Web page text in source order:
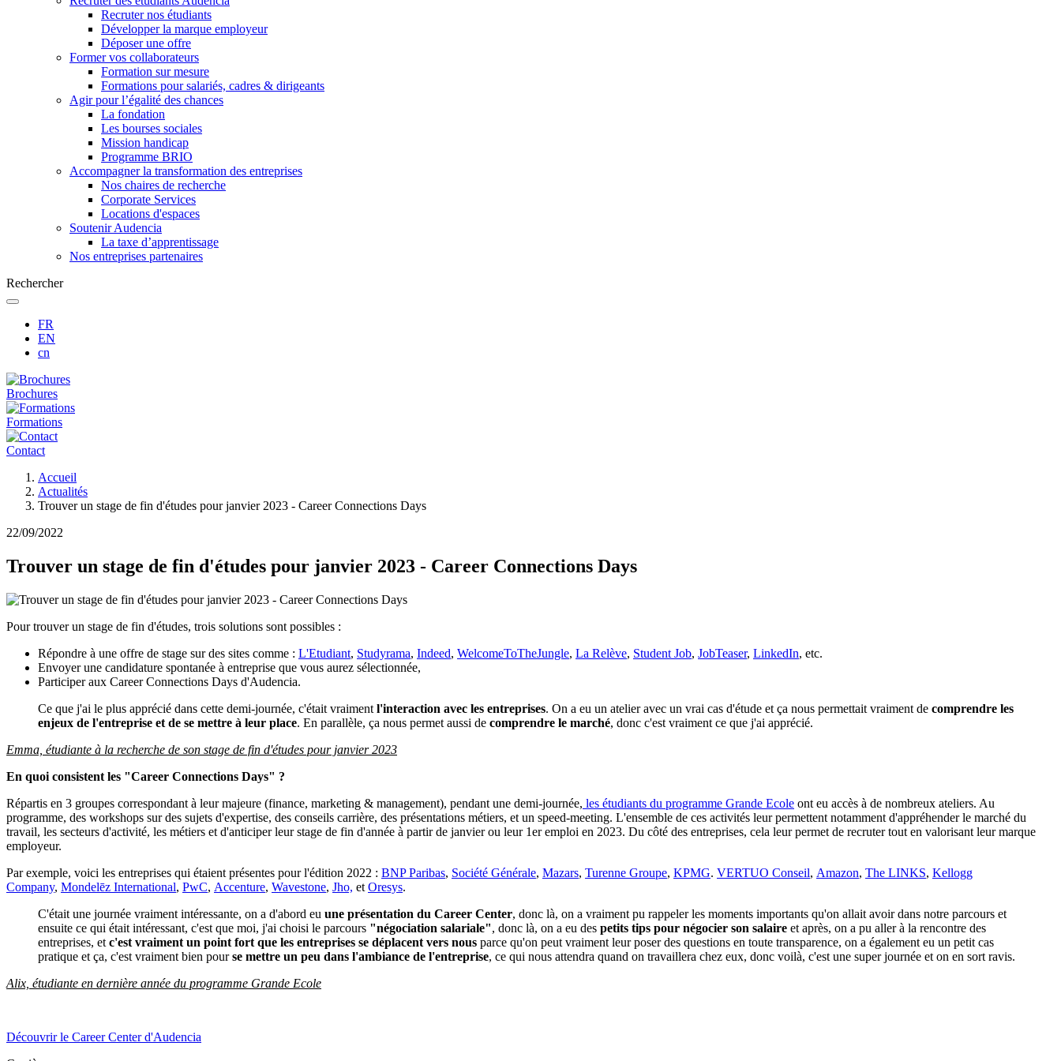
Recruter nos étudiants
Développer la marque employeur
Déposer une offre
Former vos collaborateurs
Formation sur mesure
Formations pour salariés, cadres & dirigeants
Agir pour l’égalité des chances
La fondation
Les bourses sociales
Mission handicap
Programme BRIO
Accompagner la transformation des entreprises
Nos chaires de recherche
Corporate Services
Locations d'espaces
Soutenir Audencia
La taxe d’apprentissage
Nos entreprises partenaires
Rechercher
FR
EN
cn
Brochures
Formations
Contact
d'Ariane
Accueil
Actualités
Trouver un stage de fin d'études pour janvier 2023 - Career Connections Days
22/09/2022
Trouver un stage de fin d'études pour janvier 2023 - Career Connections Days
Pour trouver un stage de fin d'études, trois solutions sont possibles :
Répondre à une offre de stage sur des sites comme : L'Etudiant, Studyrama, Indeed, WelcomeToTheJungle, La Relève, Student Job, JobTeaser, LinkedIn, etc.
Envoyer une candidature spontanée à entreprise que vous aurez sélectionnée,
Participer aux Career Connections Days d'Audencia.
Ce que j'ai le plus apprécié dans cette demi-journée, c'était vraiment l'interaction avec les entreprises. On a eu un atelier avec un vrai cas d'étude et ça nous permettait vraiment de comprendre les
enjeux de l'entreprise et de se mettre à leur place. En parallèle, ça nous permet aussi de comprendre le marché, donc c'est vraiment ce que j'ai apprécié.
Emma, étudiante à la recherche de son stage de fin d'études pour janvier 2023
En quoi consistent les "Career Connections Days" ?
Répartis en 3 groupes correspondant à leur majeure (finance, marketing & management), pendant une demi-journée, les étudiants du programme Grande Ecole ont eu accès à de nombreux ateliers. Au
programme, des workshops sur des sujets d'expertise, des conseils carrière, des présentations métiers, et un speed-meeting. L'ensemble de ces activités leur permettent notamment d'appréhender le marché du
travail, les secteurs d'activité, les métiers et d'anticiper leur stage de fin d'année à partir de janvier ou leur 1er emploi en 2023. Du côté des entreprises, cela leur permet de recruter tout en valorisant leur marque
employeur.
Par exemple, voici les entreprises qui étaient présentes pour l'édition 2022 : BNP Paribas, Société Générale, Mazars, Turenne Groupe, KPMG. VERTUO Conseil, Amazon, The LINKS, Kellogg
Company, Mondelēz International, PwC, Accenture, Wavestone, Jho, et Oresys.
C'était une journée vraiment intéressante, on a d'abord eu une présentation du Career Center, donc là, on a vraiment pu rappeler les moments importants qu'on allait avoir dans notre parcours et
ensuite ce qui était intéressant, c'est que moi, j'ai choisi le parcours "négociation salariale", donc là, on a eu des petits tips pour négocier son salaire et après, on a pu aller à la rencontre des
entreprises, et c'est vraiment un point fort que les entreprises se déplacent vers nous parce qu'on peut vraiment leur poser des questions en toute transparence, on a également eu un petit cas
pratique et ça, c'est vraiment bien pourse mettre un peu dans l'ambiance de l'entreprise, ce qui nous attendra quand on travaillera chez eux, donc voilà, c'est une super journée et on en sort ravis.
Alix, étudiante en dernière année du programme Grande Ecole
Découvrir le Career Center d'Audencia